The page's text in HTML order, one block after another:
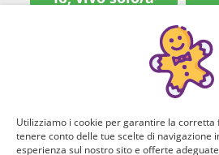
Utilizziamo i cookie per garantire la
tenere conto delle tue scelte di navigazione
esperienza sul nostro sito e offerte